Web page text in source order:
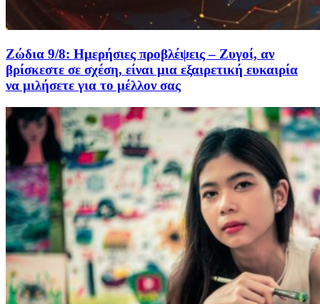
Ζώδια 9/8: Ημερήσιες προβλέψεις – Ζυγοί, αν
βρίσκεστε σε σχέση, είναι μια εξαιρετική ευκαιρία
να μιλήσετε για το μέλλον σας